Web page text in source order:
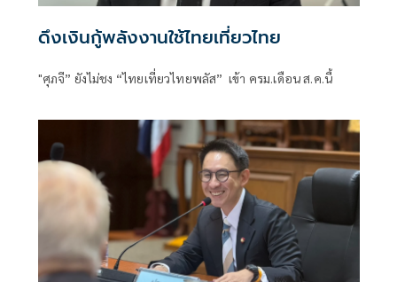
ดึงเงินกู้พลังงานใช้ไทยเที่ยวไทย
"ศุภจี” ยังไม่ชง “ไทยเที่ยวไทยพลัส” เข้า ครม.เดือน ส.ค.นี้